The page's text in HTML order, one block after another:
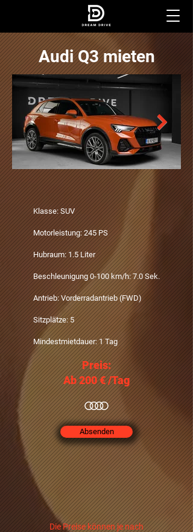
Audi Q3 mieten
Klasse: SUV
Motorleistung: 245 PS
Hubraum: 1.5 Liter
Beschleunigung 0-100 km/h: 7.0 Sek.
Antrieb: Vorderradantrieb (FWD)
Sitzplätze: 5
Mindestmietdauer: 1 Tag
Preis:
Ab 200 €‎ /Tag
Absenden
Die Preise können je nach